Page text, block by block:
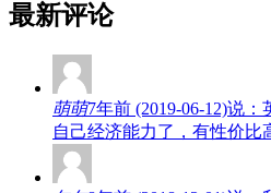
最新评论
萌萌7年前 (2019-06-12)说
自己经济能力了，有性价比